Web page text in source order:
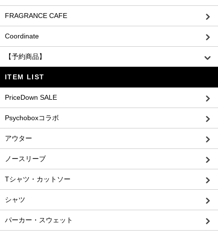
FRAGRANCE CAFE
Coordinate
【予約商品】
ITEM LIST
PriceDown SALE
Psychoboxコラボ
アウター
ノースリーブ
Tシャツ・カットソー
シャツ
パーカー・スウェット